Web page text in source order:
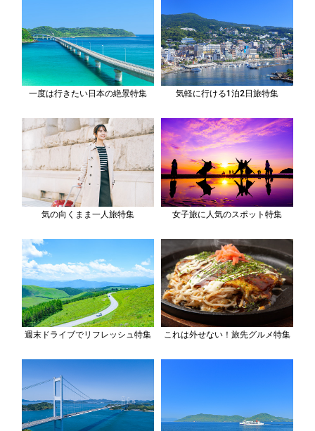
一度は行きたい日本の絶景特集 気軽に行ける1泊2日旅特集
気の向くまま一人旅特集 女子旅に人気のスポット特集
週末ドライブでリフレッシュ特集 これは外せない！旅先グルメ特集